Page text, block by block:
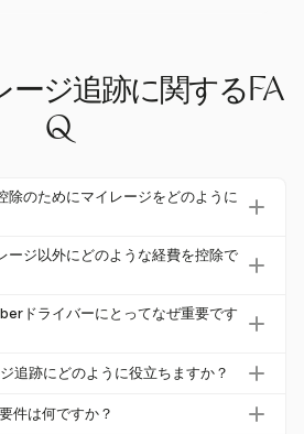
ージ追跡に関するFA
Q
除のためにマイレージをどのように
動のログブックやHarvestのような
ンを使用して税金控除のためにマイ
ものだけでなく、すべてのビジネ
ることが重要です。
ージ以外にどのような経費を控除で
ドライバーは車両のメンテナン
ック、通行料、備品などの経費を控
類し追跡できます。
ドライバーにとってなぜ重要です
すべての控除可能なマイルを捉
だと感じ、重要なマイレージを見逃
追跡にどのように役立ちますか？
バーがマイレージを手動で追跡で
件は何ですか？